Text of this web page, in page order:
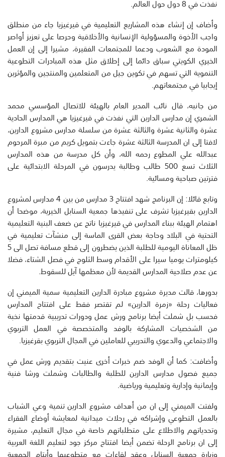
نفذت في 8 دول حول العالم.
وأضاف إن إنشاء هذه المشاريع التعليمية في قيرغيزيا جاء من منطلق
واجب الأخوة والمسؤولية الإنسانية والأخلاقية وحرصا على تعزيز أواصر
المودة مع الشعوب ودعما للمجتمعات الفقيرة، مشيرا إلى إن العمل
الخيري الكويتي سباق دائما إلى إطلاق مثل هذه المبادرات التطوعية
التنموية التي تسهم في تكوين جيل من المتعلمين والمنتجين والمؤثرين
إيجابيا في مجتمعاتهم.
من جانبه، قال نائب المدير العام بالهيئة للاتصال المؤسسي محمد
الشمري إن مدارس الدارين التي نفذت في قيرغيزيا هي المدارس الحادية
عشرة والثانية عشرة والثالثة عشرة من سلسلة مدارس مشروع الدارين،
لافتا إلى ان المدرسة الثالثة عشرة جاءت بتمويل كريم من مبرة المرحوم
عبدالله علي المطوع رحمه الله، وأن كل مدرسة من هذه المدارس
الثلاث تسع 500 طالب وطالبة يدرسون في المرحلة الابتدائية على
فترتين صباحية ومسائية.
وتابع قائلا: إن البرنامج شهد افتتاح 3 مدارس من بين 4 مدارس لمشروع
الدارين بقيرغيزيا تشرف على تنفيذها جمعية السنابل الخيرية، موضحا أن
اهتمام الهيئة ببناء المدارس في قيرغيزيا ناتج عن ضعف البنية التعليمية
التحتية في البلاد وحاجة بعض القرى الماسة إلى منشآت تعليمية في
ظل المعاناة اليومية للطلبة الذين يضطرون إلى قطع مسافة تصل الى 5
كيلومترات يوميا سيرا على الأقدام وسط الثلوج في فصل الشتاء، فضلا
عن عدم صلاحية المدارس القديمة لأن معظمها آيل للسقوط.
بدورها، قالت مديرة مشروع مبادرة الدارين التعليمية سمية الميمني إن
فعاليات رحلة «زمرة الدارين» لم تقتصر فقط على افتتاح المدارس
فحسب بل شملت أيضا برنامج ورش عمل ودورات تدريبية قدمتها نخبة
من الشخصيات المشاركة بالوفد والمتخصصة في العمل التربوي
والاجتماعي والدعوي والتدريبي للعاملين في المجال التربوي بقرغيزيا.
وأضافت: كما أن الوفد ضم خبرات أخرى عنيت بتقديم ورش عمل في
جميع فصول مدارس الدارين للطلبة والطالبات وشملت ورشا فنية
وإيمانية وإدارية وتعليمية ورياضية.
ولفتت الميمني إلى ان من أهداف مشروع الدارين تنمية وعي الشباب
بالعمل التطوعي وإشراكه في رحلات ميدانية لمعايشة أوضاع الفقراء
وتحدياتهم والاطلاع على متطلباتهم خاصة في مجال التعليم، مشيرة
إلى ان برنامج الرحلة تضمن أيضا افتتاح مركز جود لتعليم اللغة العربية
وزيارة جمعية السنابل وعقد لقاءات مع متطوعيها وأيتام الجمعية